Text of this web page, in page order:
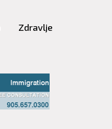
Zdravlje